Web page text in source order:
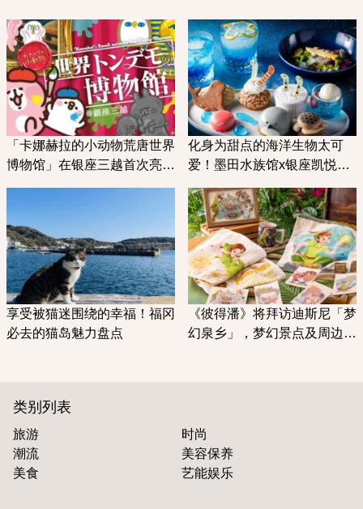
「卡娜赫拉的小动物荒唐世界
博物馆」在银座三越首次亮
化身为甜点的海洋生物太可
爱！墨田水族馆x银座凯悦尚
「SUMIDA AQUARIUM
Afternoon Tea」
享受被猫迷围绕的幸福！福冈
必去的猫岛魅力盘点
《彼得潘》将拜访迪斯尼「梦
幻泉乡」，梦幻景点及周边一
类别列表
旅游
时尚
潮流
美容保养
美食
艺能娱乐